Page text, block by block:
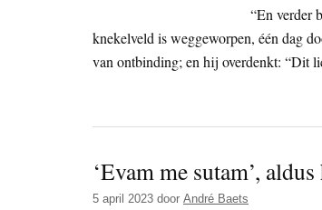
“En verder
knekelveld is weggeworpen, één dag
van ontbinding; en hij overdenkt: “Dit
‘Evam me sutam’,
5 april 2023 door André Baets